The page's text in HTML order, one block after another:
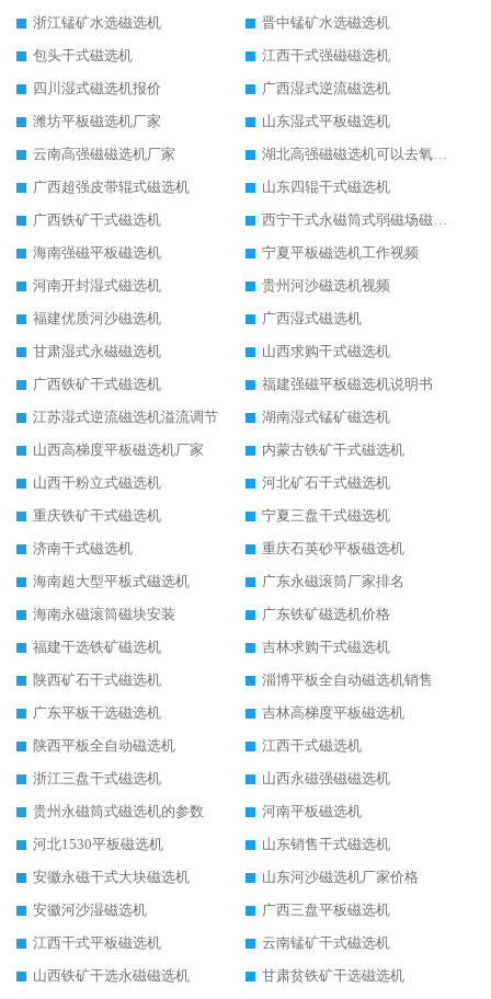
浙江锰矿水选磁选机
晋中锰矿水选磁选机
包头干式磁选机
江西干式强磁磁选机
四川湿式磁选机报价
广西湿式逆流磁选机
潍坊平板磁选机厂家
山东湿式平板磁选机
云南高强磁磁选机厂家
湖北高强磁磁选机可以去氧化铝
广西超强皮带辊式磁选机
山东四辊干式磁选机
广西铁矿干式磁选机
西宁干式永磁筒式弱磁场磁选机结构图
海南强磁平板磁选机
宁夏平板磁选机工作视频
河南开封湿式磁选机
贵州河沙磁选机视频
福建优质河沙磁选机
广西湿式磁选机
甘肃湿式永磁磁选机
山西求购干式磁选机
广西铁矿干式磁选机
福建强磁平板磁选机说明书
江苏湿式逆流磁选机溢流调节
湖南湿式锰矿磁选机
山西高梯度平板磁选机厂家
内蒙古铁矿干式磁选机
山西干粉立式磁选机
河北矿石干式磁选机
重庆铁矿干式磁选机
宁夏三盘干式磁选机
济南干式磁选机
重庆石英砂平板磁选机
海南超大型平板式磁选机
广东永磁滚筒厂家排名
海南永磁滚筒磁块安装
广东铁矿磁选机价格
福建干选铁矿磁选机
吉林求购干式磁选机
陕西矿石干式磁选机
淄博平板全自动磁选机销售
广东平板干选磁选机
吉林高梯度平板磁选机
陕西平板全自动磁选机
江西干式磁选机
浙江三盘干式磁选机
山西永磁强磁磁选机
贵州永磁筒式磁选机的参数
河南平板磁选机
河北1530平板磁选机
山东销售干式磁选机
安徽永磁干式大块磁选机
山东河沙磁选机厂家价格
安徽河沙湿磁选机
广西三盘平板磁选机
江西干式平板磁选机
云南锰矿干式磁选机
山西铁矿干选永磁磁选机
甘肃贫铁矿干选磁选机